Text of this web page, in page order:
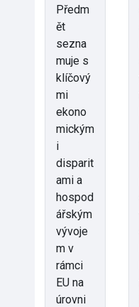
Předm
ět
sezna
muje s
klíčový
mi
ekono
mickým
i
disparit
ami a
hospod
ářským
vývoje
m v
rámci
EU na
úrovni